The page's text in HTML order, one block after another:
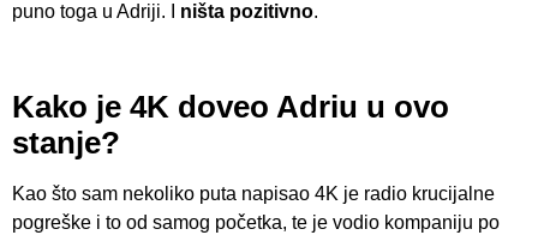
puno toga u Adriji. I ništa pozitivno.
Kako je 4K doveo Adriu u ovo
stanje?
Kao što sam nekoliko puta napisao 4K je radio krucijalne
pogreške i to od samog početka, te je vodio kompaniju po